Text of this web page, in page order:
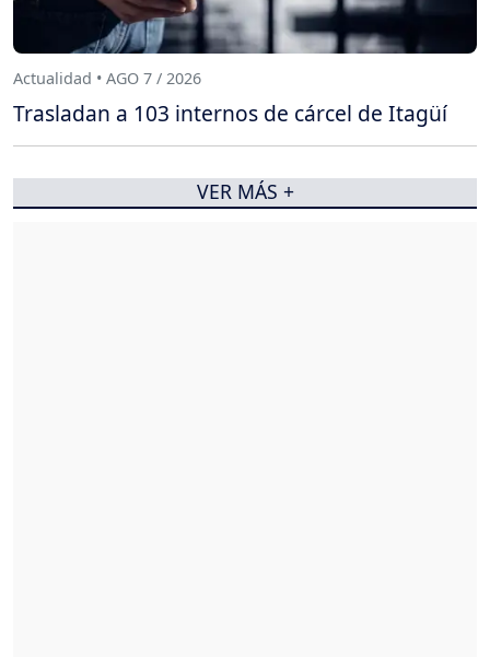
Actualidad • AGO 7 / 2026
Trasladan a 103 internos de cárcel de Itagüí
VER MÁS +